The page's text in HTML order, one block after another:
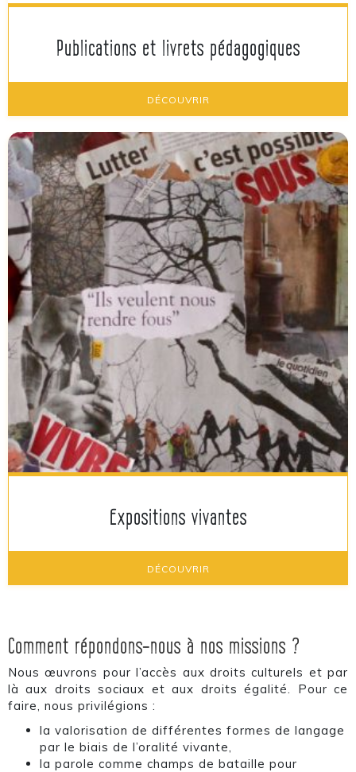
Publications et livrets pédagogiques
DÉCOUVRIR
Expositions vivantes
DÉCOUVRIR
Comment répondons-nous à nos missions ?
Nous œuvrons pour l’accès aux droits culturels et par
là aux droits sociaux et aux droits égalité. Pour ce
faire, nous privilégions :
la valorisation de différentes formes de langage
par le biais de l’oralité vivante,
la parole comme champs de bataille pour